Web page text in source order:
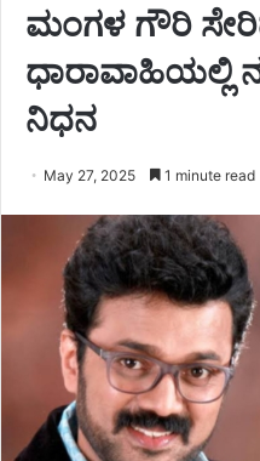
ಮಂಗಳ ಗೌರಿ
ಧಾರಾವಾಹಿಯಲ್ಲಿ
ನಿಧನ
May 27, 2025 1 minute read